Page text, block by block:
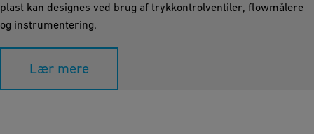
plast kan designes ved brug af trykkontrolventiler, flowmålere
og instrumentering.
Lær mere